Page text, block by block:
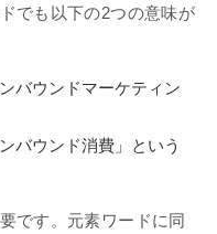
でも以下の2つの意味が
バウンドマーケティン
バウンド消費」という
です。元素ワードに同